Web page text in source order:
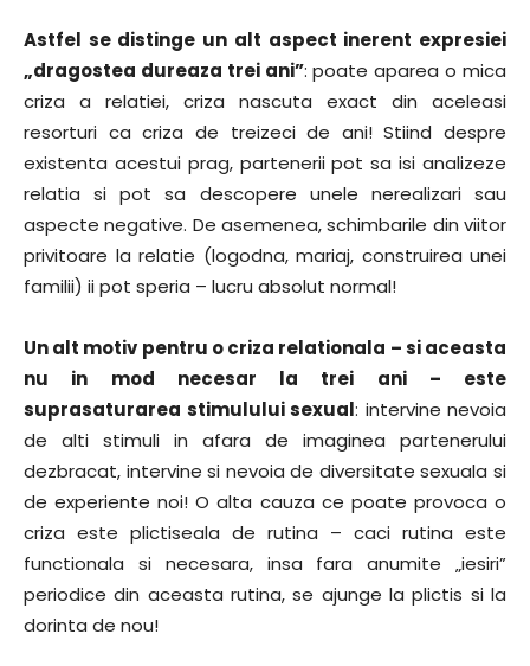
Astfel se distinge un alt aspect inerent expresiei
„dragostea dureaza trei ani”: poate aparea o mica
criza a relatiei, criza nascuta exact din aceleasi
resorturi ca criza de treizeci de ani! Stiind despre
existenta acestui prag, partenerii pot sa isi analizeze
relatia si pot sa descopere unele nerealizari sau
aspecte negative. De asemenea, schimbarile din viitor
privitoare la relatie (logodna, mariaj, construirea unei
familii) ii pot speria – lucru absolut normal!
Un alt motiv pentru o criza relationala – si aceasta
nu in mod necesar la trei ani – este
suprasaturarea stimulului sexual: intervine nevoia
de alti stimuli in afara de imaginea partenerului
dezbracat, intervine si nevoia de diversitate sexuala si
de experiente noi! O alta cauza ce poate provoca o
criza este plictiseala de rutina – caci rutina este
functionala si necesara, insa fara anumite „iesiri”
periodice din aceasta rutina, se ajunge la plictis si la
dorinta de nou!